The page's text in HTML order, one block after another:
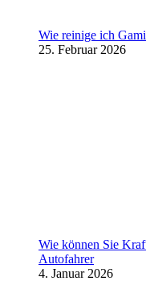
Wie reinige ich
25. Februar 2026
Wie können Sie
Autofahrer
4. Januar 2026